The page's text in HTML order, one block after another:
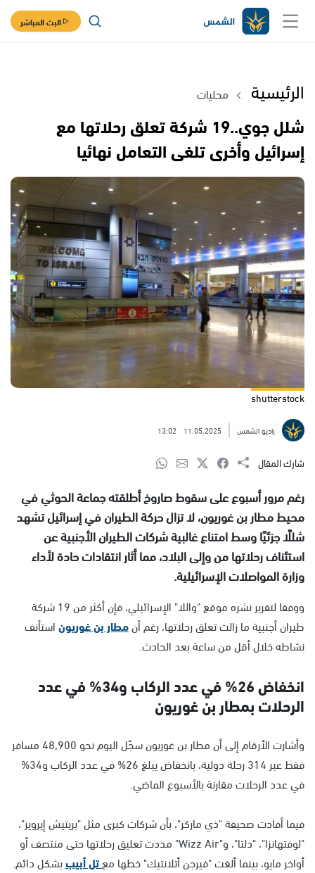
البث المباشر
الرئيسية محليات
شلل جوي..19 شركة تعلق رحلاتها مع
إسرائيل وأخرى تلغى التعامل نهائيا
shutterstock
راديو الشمس 11.05.2025
13:02
شارك المقال
رغم مرور أسبوع على سقوط صاروخ أطلقته جماعة الحوثي في
محيط مطار بن غوريون، لا تزال حركة الطيران في إسرائيل تشهد
شللًا جزئيًا وسط امتناع غالبية شركات الطيران الأجنبية عن
استئناف رحلاتها من وإلى البلاد، مما أثار انتقادات حادة لأداء
وزارة المواصلات الإسرائيلية.
ووفقا لتقرير نشره موقع "واللا" الإسرائيلي، فإن أكثر من 19 شركة
طيران أجنبية ما زالت تعلق رحلاتها، رغم أنمطار بن غوريوناستأنف
نشاطه خلال أقل من ساعة بعد الحادث.
انخفاض 26% في عدد الركاب و34% في عدد
الرحلات بمطار بن غوريون
وأشارت الأرقام إلى أن مطار بن غوريون سجّل اليوم نحو 48,900 مسافر
فقط عبر 314 رحلة دولية، بانخفاض يبلغ 26% في عدد الركاب و34%
في عدد الرحلات مقارنة بالأسبوع الماضي.
فيما أفادت صحيفة "ذي ماركر"، بأن شركات كبرى مثل "بريتيش إيرويز"،
"لوفتهانزا"، "دلتا"، و"Wizz Air" مددت تعليق رحلاتها حتى منتصف أو
أواخر مايو، بينما ألغت "فيرجن أتلانتيك" خطها معتل أبيببشكل دائم.